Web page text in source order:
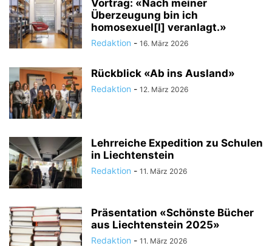
Vortrag: «Nach meiner
Überzeugung bin ich
homosexuel[l] veranlagt.»
Redaktion - 16. März 2026
Rückblick «Ab ins Ausland»
Redaktion - 12. März 2026
Lehrreiche Expedition zu Schulen
in Liechtenstein
Redaktion - 11. März 2026
Präsentation «Schönste Bücher
aus Liechtenstein 2025»
Redaktion - 11. März 2026